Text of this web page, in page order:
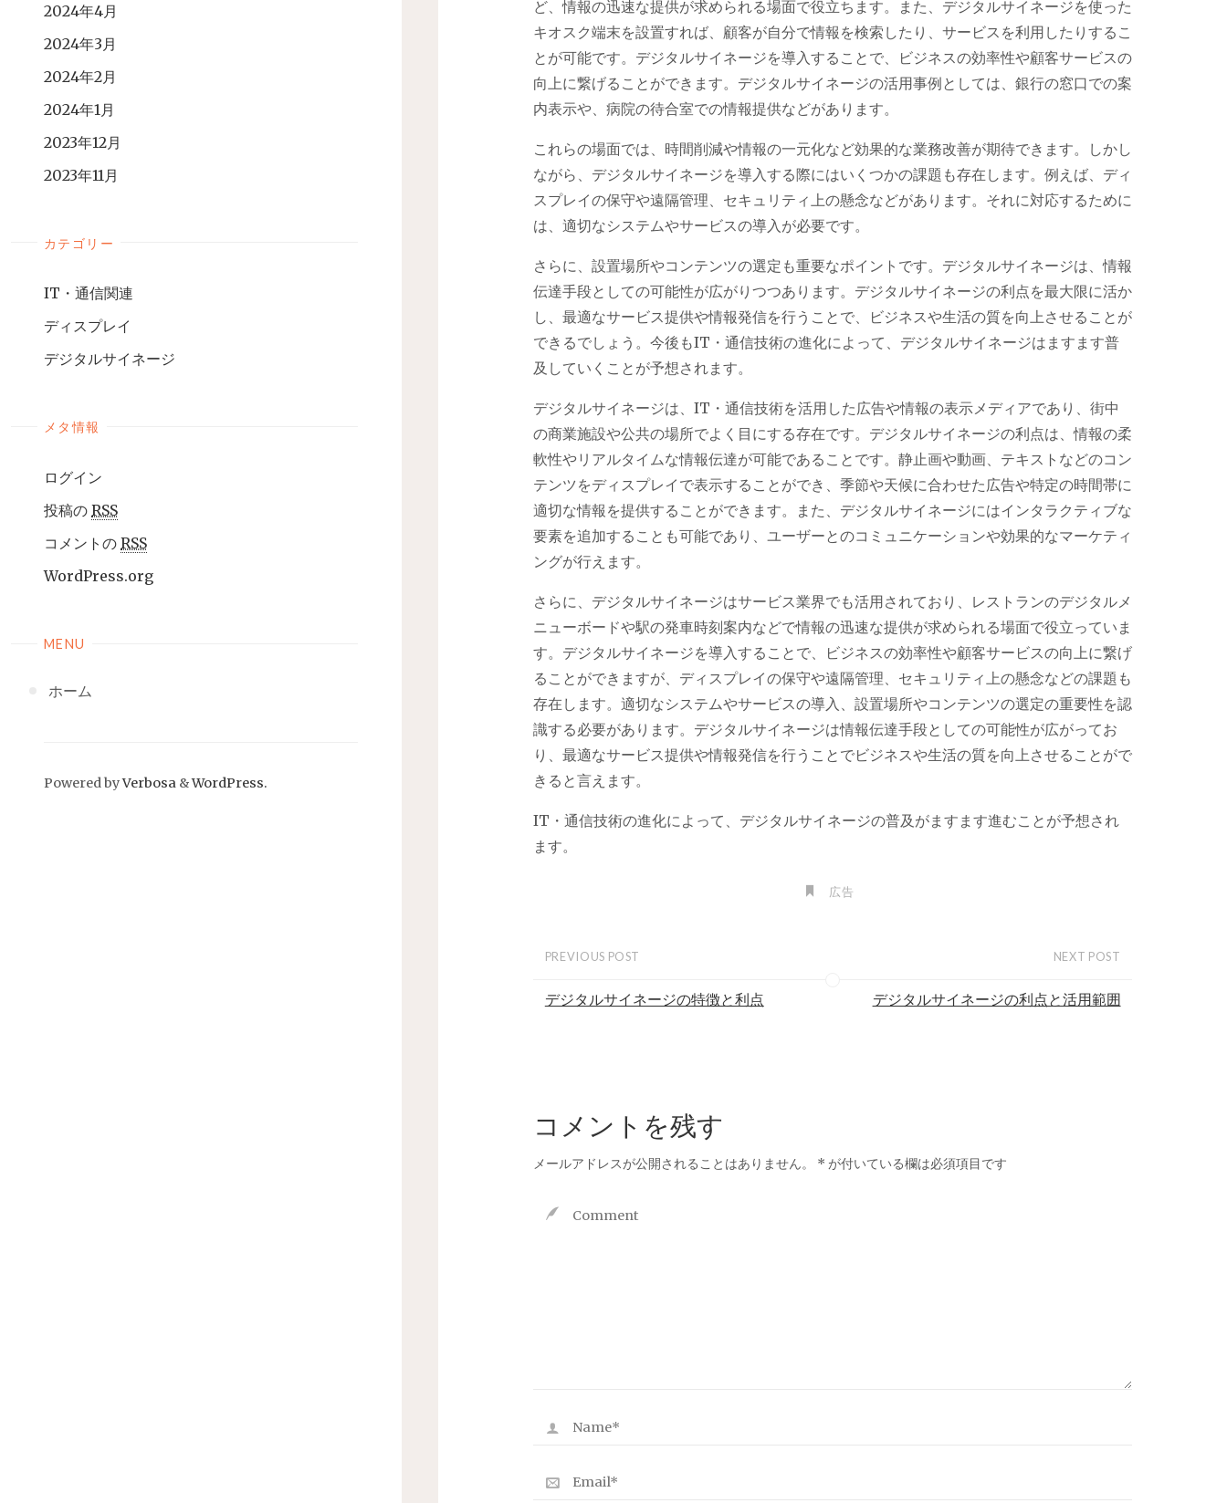
2024年4月
2024年3月
2024年2月
2024年1月
2023年12月
2023年11月
カテゴリー
IT・通信関連
ディスプレイ
デジタルサイネージ
メタ情報
ログイン
投稿の RSS
コメントの RSS
WordPress.org
MENU
ホーム
Powered byVerbosa &WordPress.
ど、情報の迅速な提供が求められる場面で役立ちます。また、デジタルサイネージを使った
キオスク端末を設置すれば、顧客が自分で情報を検索したり、サービスを利用したりするこ
とが可能です。デジタルサイネージを導入することで、ビジネスの効率性や顧客サービスの
向上に繋げることができます。デジタルサイネージの活用事例としては、銀行の窓口での案
内表示や、病院の待合室での情報提供などがあります。
これらの場面では、時間削減や情報の一元化など効果的な業務改善が期待できます。しかし
ながら、デジタルサイネージを導入する際にはいくつかの課題も存在します。例えば、ディ
スプレイの保守や遠隔管理、セキュリティ上の懸念などがあります。それに対応するために
は、適切なシステムやサービスの導入が必要です。
さらに、設置場所やコンテンツの選定も重要なポイントです。デジタルサイネージは、情報
伝達手段としての可能性が広がりつつあります。デジタルサイネージの利点を最大限に活か
し、最適なサービス提供や情報発信を行うことで、ビジネスや生活の質を向上させることが
できるでしょう。今後もIT・通信技術の進化によって、デジタルサイネージはますます普
及していくことが予想されます。
デジタルサイネージは、IT・通信技術を活用した広告や情報の表示メディアであり、街中
の商業施設や公共の場所でよく目にする存在です。デジタルサイネージの利点は、情報の柔
軟性やリアルタイムな情報伝達が可能であることです。静止画や動画、テキストなどのコン
テンツをディスプレイで表示することができ、季節や天候に合わせた広告や特定の時間帯に
適切な情報を提供することができます。また、デジタルサイネージにはインタラクティブな
要素を追加することも可能であり、ユーザーとのコミュニケーションや効果的なマーケティ
ングが行えます。
さらに、デジタルサイネージはサービス業界でも活用されており、レストランのデジタルメ
ニューボードや駅の発車時刻案内などで情報の迅速な提供が求められる場面で役立っていま
す。デジタルサイネージを導入することで、ビジネスの効率性や顧客サービスの向上に繋げ
ることができますが、ディスプレイの保守や遠隔管理、セキュリティ上の懸念などの課題も
存在します。適切なシステムやサービスの導入、設置場所やコンテンツの選定の重要性を認
識する必要があります。デジタルサイネージは情報伝達手段としての可能性が広がってお
り、最適なサービス提供や情報発信を行うことでビジネスや生活の質を向上させることがで
きると言えます。
IT・通信技術の進化によって、デジタルサイネージの普及がますます進むことが予想され
ます。
広告
PREVIOUS POST
デジタルサイネージの特徴と利点
NEXT POST
デジタルサイネージの利点と活用範囲
コメントを残す
メールアドレスが公開されることはありません。 * が付いている欄は必須項目です